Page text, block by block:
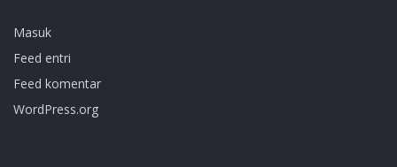
Masuk
Feed entri
Feed komentar
WordPress.org